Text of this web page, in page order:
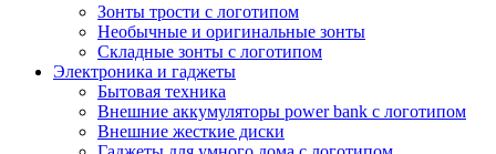
Зонты трости с логотипом
Необычные и оригинальные зонты
Складные зонты с логотипом
Электроника и гаджеты
Бытовая техника
Внешние аккумуляторы power bank с логотипом
Внешние жесткие диски